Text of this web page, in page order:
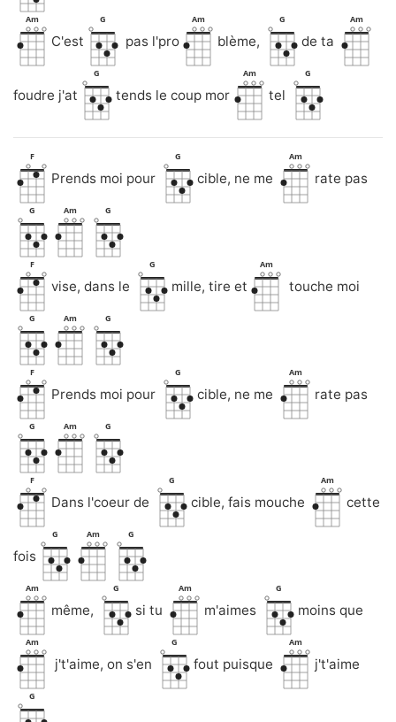
Am
C'est
G
pas l'pro
Am
blème,
G
de ta
Am
foudre j'at
G
tends le coup mor
Am
tel
G
F
Prends moi pour
G
cible, ne me
Am
rate pas
G Am G
F
vise, dans le
G
mille, tire et
Am
touche moi
G Am G
F
Prends moi pour
G
cible, ne me
Am
rate pas
G Am G
F
Dans l'coeur de
G
cible, fais mouche
Am
cette
fois
G Am G
Am
même,
G
si tu
Am
m'aimes
G
moins que
Am
j't'aime, on s'en
G
fout puisque
Am
j't'aime
G